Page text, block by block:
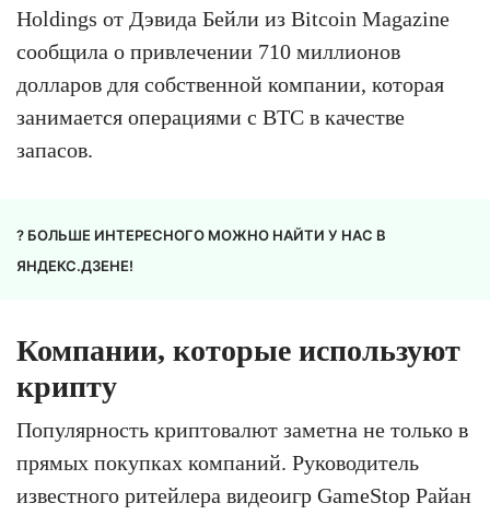
Holdings от Дэвида Бейли из Bitcoin Magazine
сообщила о привлечении 710 миллионов
долларов для собственной компании, которая
занимается операциями с BTC в качестве
запасов.
? БОЛЬШЕ ИНТЕРЕСНОГО МОЖНО НАЙТИ У НАС В
ЯНДЕКС.ДЗЕНЕ!
Компании, которые используют
крипту
Популярность криптовалют заметна не только в
прямых покупках компаний. Руководитель
известного ритейлера видеоигр GameStop Райан